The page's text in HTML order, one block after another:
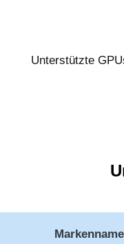
Unterstützte
Markenname